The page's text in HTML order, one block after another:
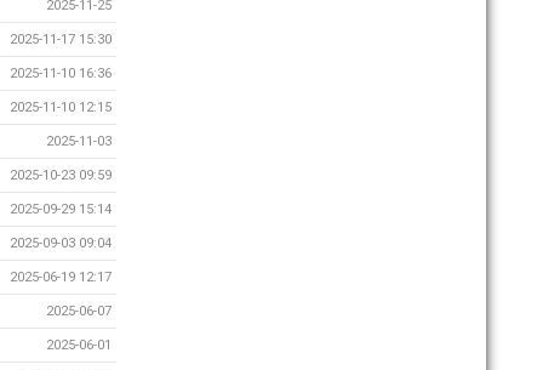
2025-11-25
2025-11-17 15:30
2025-11-10 16:36
2025-11-10 12:15
2025-11-03
2025-10-23 09:59
2025-09-29 15:14
2025-09-03 09:04
2025-06-19 12:17
2025-06-07
2025-06-01